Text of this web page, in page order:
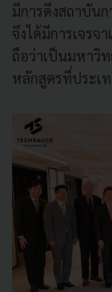
มีการดึงสถาบัน
จึงได้มีการเจรจ
ถือว่าเป็นมหาวิ
หลักสูตรที่ประเท